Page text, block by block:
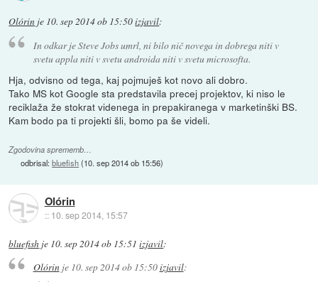
Olórin je 10. sep 2014 ob 15:50izjavil:
In odkar je Steve Jobs umrl, ni bilo nič novega in dobrega niti v
svetu appla niti v svetu androida niti v svetu microsofta.
Hja, odvisno od tega, kaj pojmuješ kot novo ali dobro.
Tako MS kot Google sta predstavila precej projektov, ki niso le
reciklaža že stokrat videnega in prepakiranega v marketinški BS.
Kam bodo pa ti projekti šli, bomo pa še videli.
Zgodovina sprememb…
odbrisal:bluefish(10. sep 2014 ob 15:56)
Olórin
:: 10. sep 2014, 15:57
bluefish je 10. sep 2014 ob 15:51 izjavil:
Olórinje 10. sep 2014 ob 15:50izjavil: